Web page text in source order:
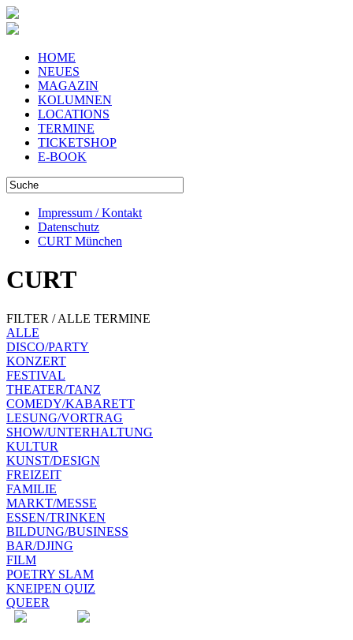
HOME
NEUES
MAGAZIN
KOLUMNEN
LOCATIONS
TERMINE
TICKETSHOP
E-BOOK
Impressum / Kontakt
Datenschutz
CURT München
CURT
FILTER / ALLE TERMINE
ALLE
DISCO/PARTY
KONZERT
FESTIVAL
THEATER/TANZ
COMEDY/KABARETT
LESUNG/VORTRAG
SHOW/UNTERHALTUNG
KULTUR
KUNST/DESIGN
FREIZEIT
FAMILIE
MARKT/MESSE
ESSEN/TRINKEN
BILDUNG/BUSINESS
BAR/DJING
FILM
POETRY SLAM
KNEIPEN QUIZ
QUEER